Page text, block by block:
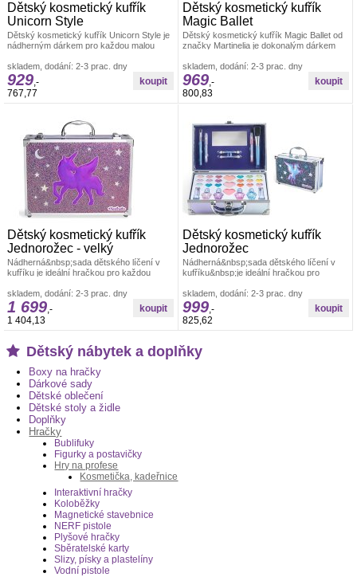
Dětský kosmetický kufřík
Unicorn Style
Dětský kosmetický kufřík Unicorn Style je
nádherným dárkem pro každou malou
skladem, dodání: 2-3 prac. dny
929,-
767,77
Dětský kosmetický kufřík
Magic Ballet
Dětský kosmetický kufřík Magic Ballet od
značky Martinelia je dokonalým dárkem
skladem, dodání: 2-3 prac. dny
969,-
800,83
Dětský kosmetický kufřík
Jednorožec - velký
Nádherná&nbsp;sada dětského líčení v
kufříku je ideální hračkou pro každou
skladem, dodání: 2-3 prac. dny
1 699,-
1 404,13
Dětský kosmetický kufřík
Jednorožec
Nádherná&nbsp;sada dětského líčení v
kufříku&nbsp;je ideální hračkou pro
skladem, dodání: 2-3 prac. dny
999,-
825,62
Dětský nábytek a doplňky
Boxy na hračky
Dárkové sady
Dětské oblečení
Dětské stoly a židle
Doplňky
Hračky
Bublifuky
Figurky a postavičky
Hry na profese
Kosmetička, kadeřnice
Interaktivní hračky
Koloběžky
Magnetické stavebnice
NERF pistole
Plyšové hračky
Sběratelské karty
Slizy, písky a plastelíny
Vodní pistole